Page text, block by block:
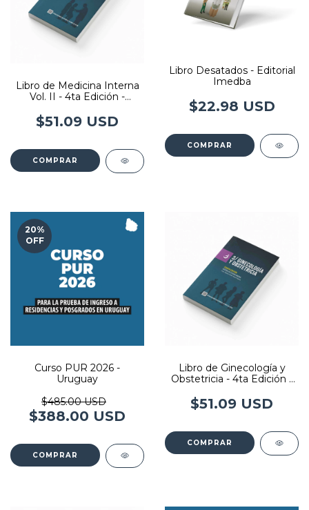
Libro de Medicina Interna
Vol. II - 4ta Edición -
$51.09 USD
COMPRAR
Libro Desatados - Editorial
Imedba
$22.98 USD
20%
OFF
Curso PUR 2026 -
Uruguay
$485.00 USD
$388.00 USD
Libro de Ginecología y
Obstetricia - 4ta Edición -
$51.09 USD
COMPRAR